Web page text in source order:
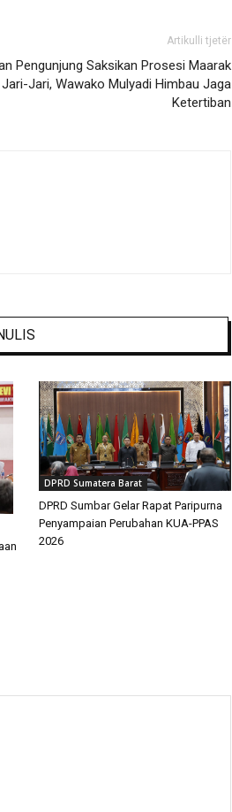
Artikulli tjetër
Pengunjung Saksikan Prosesi Maarak
Jari-Jari, Wawako Mulyadi Himbau Jaga
Ketertiban
DPRD Sumatera Barat
DPRD Sumbar Gelar Rapat Paripurna
Penyampaian Perubahan KUA-PPAS
2026